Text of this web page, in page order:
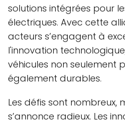
solutions intégrées pour
électriques. Avec cette
acteurs s’engagent à
l'innovation
véhicules non seulement
également durables.
Les défis sont nombreux,
s’annonce radieux. Les